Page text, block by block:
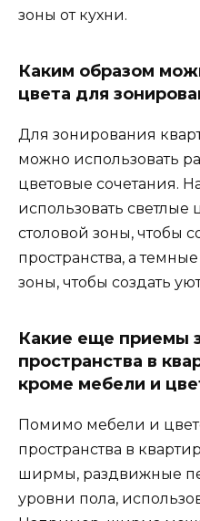
зоны от кухни.
Каким образом
цвета для
Для зонирования
можно использовать
цветовые сочетания.
использовать светлые
столовой зоны, чтобы
пространства, а
зоны, чтобы создать
Какие еще приемы
пространства в
кроме мебели и
Помимо мебели и
пространства в
ширмы, раздвижные
уровни пола,